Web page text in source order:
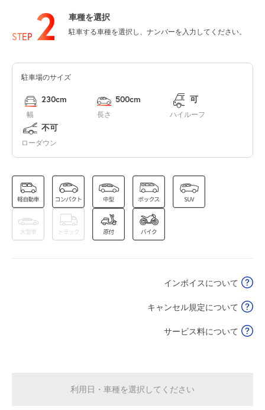
8月14日 (金) ¥870
8月15日 (土) ¥870
8月16日 (日) ¥870
0:00～24:00
¥870
空き1
空き1
¥870
¥870
STEP 2 車種を選択
駐車する車種を選択し、ナンバーを入力してください。
駐車場のサイズ
幅
230cm
長さ
500cm
ハイルーフ
可
ローダウン
不可
インボイスについて
キャンセル規定について
サービス料について
利用日・車種を選択してください